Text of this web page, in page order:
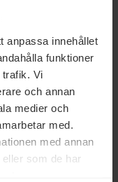
anpassa innehållet
funktioner
Vi
och annan
medier och
med.
med annan
som de har